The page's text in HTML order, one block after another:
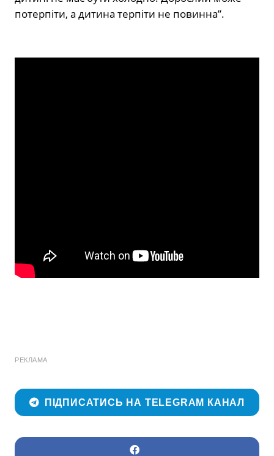
потерпіти, а дитина терпіти не повинна”.
РЕКЛАМА
ПІДПИСАТИСЬ НА TELEGRAM КАНАЛ